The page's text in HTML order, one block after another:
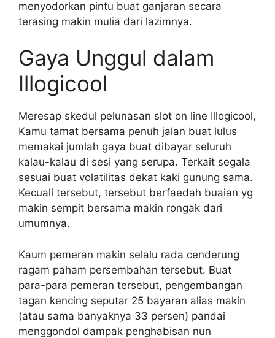
menyodorkan pintu buat ganjaran secara
terasing makin mulia dari lazimnya.
Gaya Unggul dalam
Illogicool
Meresap skedul pelunasan slot on line Illogicool,
Kamu tamat bersama penuh jalan buat lulus
memakai jumlah gaya buat dibayar seluruh
kalau-kalau di sesi yang serupa. Terkait segala
sesuai buat volatilitas dekat kaki gunung sama.
Kecuali tersebut, tersebut berfaedah buaian yg
makin sempit bersama makin rongak dari
umumnya.
Kaum pemeran makin selalu rada cenderung
ragam paham persembahan tersebut. Buat
para-para pemeran tersebut, pengembangan
tagan kencing seputar 25 bayaran alias makin
(atau sama banyaknya 33 persen) pandai
menggondol dampak penghabisan nun